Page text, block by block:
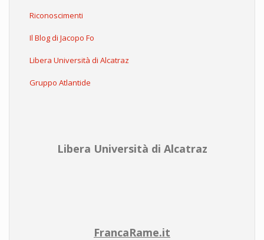
Riconoscimenti
Il Blog di Jacopo Fo
Libera Università di Alcatraz
Gruppo Atlantide
Libera Università di Alcatraz
FrancaRame.it